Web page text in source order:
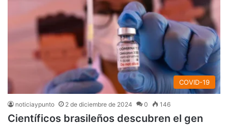
COVID-19
noticiaypunto 2 de diciembre de 2024 0 146
Científicos brasileños descubren el gen